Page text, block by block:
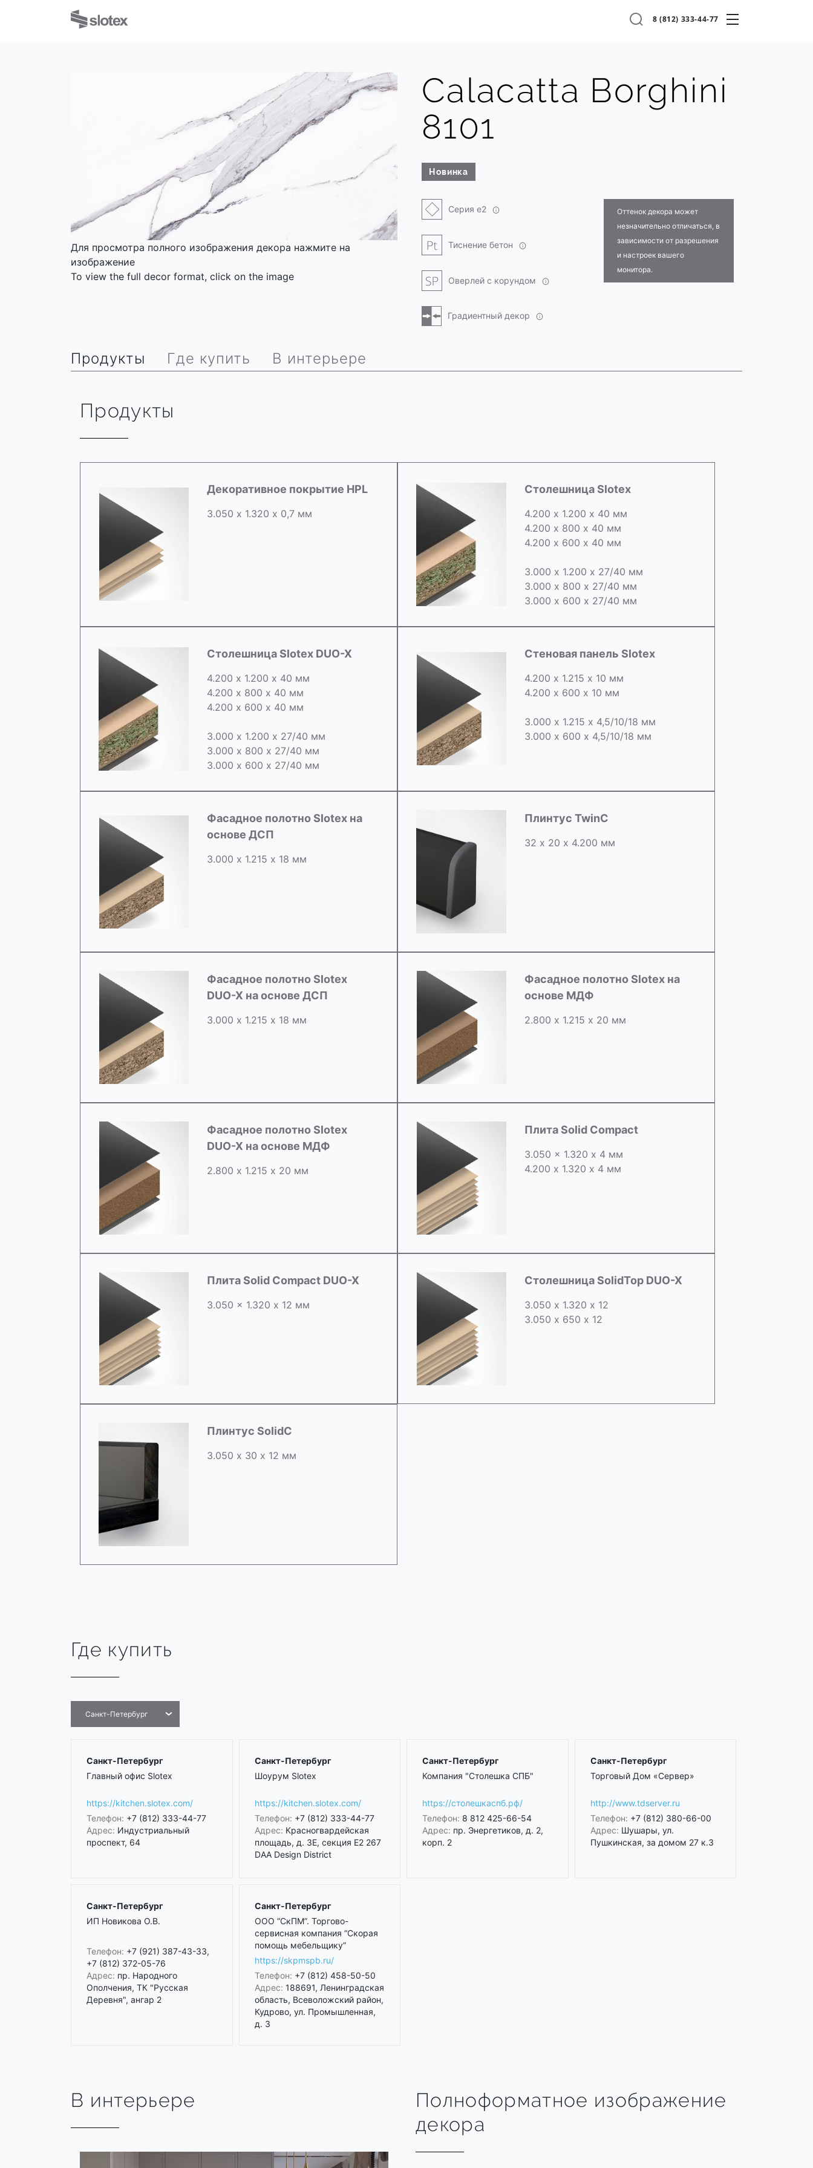
8 (812) 333-44-77
Для просмотра полного изображения декора нажмите на
изображение
To view the full decor format, click on the image
Calacatta Borghini
8101
Новинка
Серия e2
Тиснение бетон
Оверлей с корундом
Градиентный декор
Оттенок декора может
незначительно отличаться, в
зависимости от разрешения
и настроек вашего
монитора.
Продукты Где купить В интерьере
Продукты
Декоративное покрытие HPL
3.050 х 1.320 х 0,7 мм
Столешница Slotex
4.200 х 1.200 х 40 мм
4.200 х 800 х 40 мм
4.200 х 600 х 40 мм
3.000 х 1.200 х 27/40 мм
3.000 х 800 х 27/40 мм
3.000 х 600 х 27/40 мм
Cтолешница Slotex DUO-X
4.200 х 1.200 х 40 мм
4.200 х 800 х 40 мм
4.200 х 600 х 40 мм
3.000 х 1.200 х 27/40 мм
3.000 х 800 х 27/40 мм
3.000 х 600 х 27/40 мм
Стеновая панель Slotex
4.200 х 1.215 х 10 мм
4.200 х 600 х 10 мм
3.000 х 1.215 х 4,5/10/18 мм
3.000 х 600 х 4,5/10/18 мм
Фасадное полотно Slotex на
основе ДСП
3.000 х 1.215 х 18 мм
Плинтус TwinC
32 х 20 х 4.200 мм
Фасадное полотно Slotex
DUO-X на основе ДСП
3.000 х 1.215 х 18 мм
Фасадное полотно Slotex на
основе МДФ
2.800 х 1.215 х 20 мм
Фасадное полотно Slotex
DUO-X на основе МДФ
2.800 х 1.215 х 20 мм
Плита Solid Compact
3.050 x 1.320 х 4 мм
4.200 x 1.320 х 4 мм
Плита Solid Compact DUO-X
3.050 x 1.320 х 12 мм
Столешница SolidTop DUO-X
3.050 х 1.320 х 12
3.050 x 650 х 12
Плинтус SolidC
3.050 х 30 х 12 мм
Где купить
Санкт-Петербург
Санкт-Петербург
Главный офис Slotex
https://kitchen.slotex.com/
Телефон: +7 (812) 333-44-77
Адрес: Индустриальный
проспект, 64
Санкт-Петербург
Шоурум Slotex
https://kitchen.slotex.com/
Телефон: +7 (812) 333-44-77
Адрес: Красногвардейская
площадь, д. 3Е, секция Е2 267
DAA Design District
Санкт-Петербург
Компания "Столешка СПБ"
https://столешкаспб.рф/
Телефон: 8 812 425-66-54
Адрес: пр. Энергетиков, д. 2,
корп. 2
Санкт-Петербург
Торговый Дом «Сервер»
http://www.tdserver.ru
Телефон: +7 (812) 380-66-00
Адрес: Шушары, ул.
Пушкинская, за домом 27 к.3
Санкт-Петербург
ИП Новикова О.В.
Телефон: +7 (921) 387-43-33,
+7 (812) 372-05-76
Адрес: пр. Народного
Ополчения, ТК "Русская
Деревня", ангар 2
Санкт-Петербург
ООО “СкПМ”. Торгово-
сервисная компания “Скорая
помощь мебельщику”
https://skpmspb.ru/
Телефон: +7 (812) 458-50-50
Адрес: 188691, Ленинградская
область, Всеволожский район,
Кудрово, ул. Промышленная,
д. 3
В интерьере
Полноформатное изображение
декора